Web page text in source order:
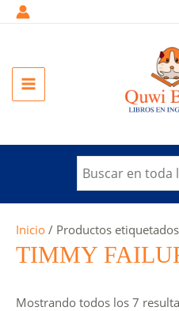
MAIN
Inicio / Productos etiquetados
TIMMY
Mostrando todos los 7